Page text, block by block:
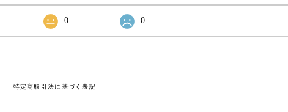
0 0
特定商取引法に基づく表記